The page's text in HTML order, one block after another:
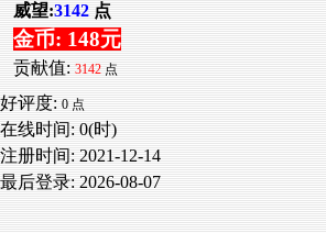
威望:3142 点
金币: 148元
贡献值: 3142 点
好评度: 0 点
在线时间: 0(时)
注册时间: 2021-12-14
最后登录: 2026-08-07